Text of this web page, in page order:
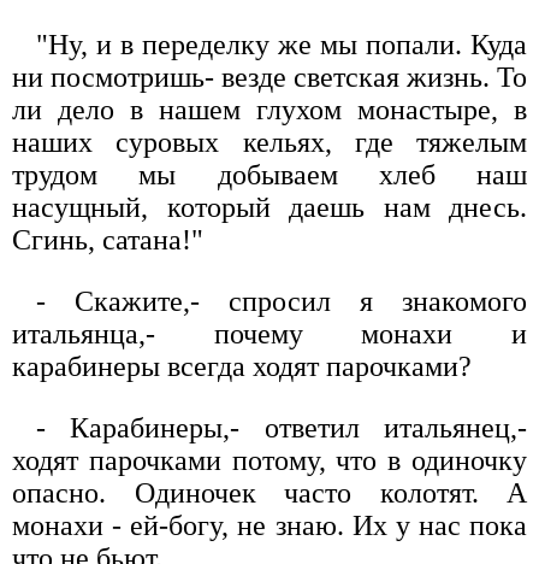
"Ну, и в переделку же мы попали. Куда
ни посмотришь- везде светская жизнь. То
ли дело в нашем глухом монастыре, в
наших суровых кельях, где тяжелым
трудом мы добываем хлеб наш
насущный, который даешь нам днесь.
Сгинь, сатана!"
- Скажите,- спросил я знакомого
итальянца,- почему монахи и
карабинеры всегда ходят парочками?
- Карабинеры,- ответил итальянец,-
ходят парочками потому, что в одиночку
опасно. Одиночек часто колотят. А
монахи - ей-богу, не знаю. Их у нас пока